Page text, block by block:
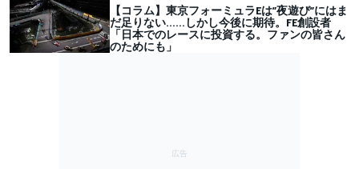
【コラム】東京フォーミュラEは”夜遊び”にはま
だ足りない……しかし今後に期待。FE創設者
「日本でのレースに投資する。ファンの皆さん
のためにも」